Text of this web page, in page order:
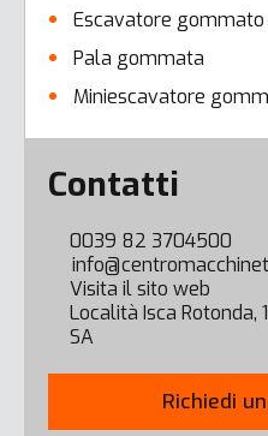
Escavatore gommato
Pala gommata
Miniescavatore
Error here
Contatti
0039 82 3704500
Visita il sito web
Località Isca Rotonda,
SA
Richiedi